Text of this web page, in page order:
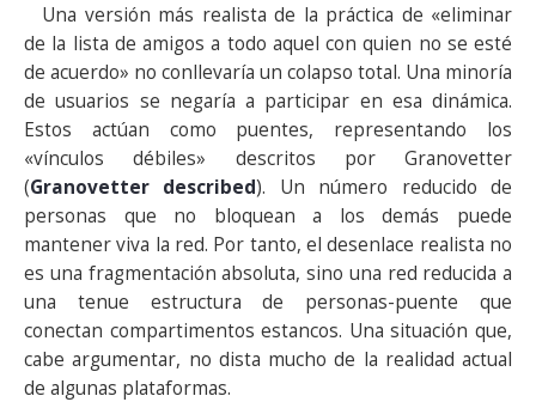
Una versión más realista de la práctica de «eliminar
de la lista de amigos a todo aquel con quien no se esté
de acuerdo» no conllevaría un colapso total. Una minoría
de usuarios se negaría a participar en esa dinámica.
Estos actúan como puentes, representando los
«vínculos débiles» descritos por Granovetter
(Granovetter described). Un número reducido de
personas que no bloquean a los demás puede
mantener viva la red. Por tanto, el desenlace realista no
es una fragmentación absoluta, sino una red reducida a
una tenue estructura de personas-puente que
conectan compartimentos estancos. Una situación que,
cabe argumentar, no dista mucho de la realidad actual
de algunas plataformas.